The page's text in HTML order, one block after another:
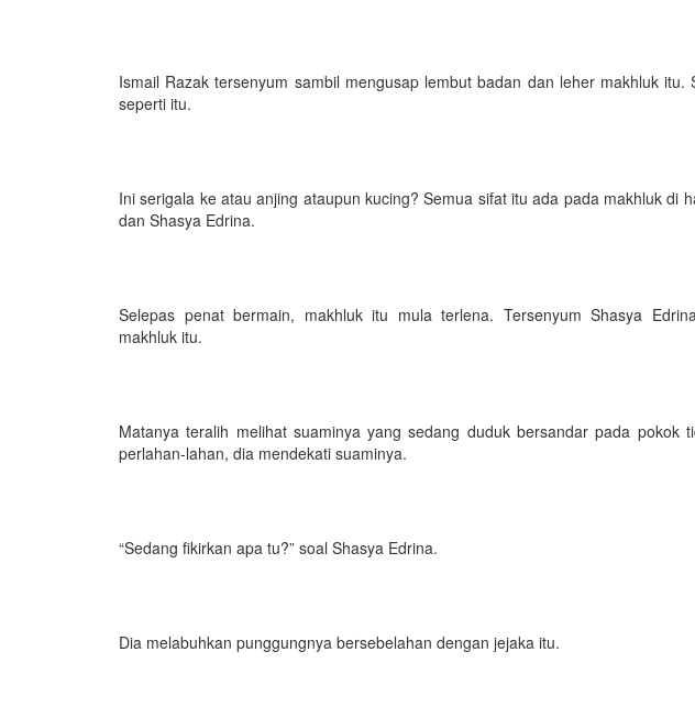
Ismail Razak tersenyum sambil mengusap lembut badan dan leher makhluk itu.
seperti itu.
Ini serigala ke atau anjing ataupun kucing? Semua sifat itu ada pada makhluk di
dan Shasya Edrina.
Selepas penat bermain, makhluk itu mula terlena. Tersenyum Shasya
makhluk itu.
Matanya teralih melihat suaminya yang sedang duduk bersandar pada pokok
perlahan-lahan, dia mendekati suaminya.
“Sedang fikirkan apa tu?” soal Shasya Edrina.
Dia melabuhkan punggungnya bersebelahan dengan jejaka itu.